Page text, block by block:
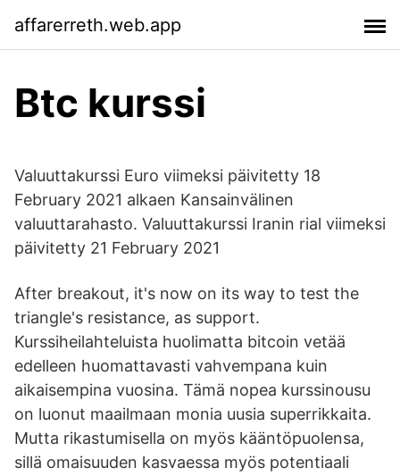
affarerreth.web.app
Btc kurssi
Valuuttakurssi Euro viimeksi päivitetty 18
February 2021 alkaen Kansainvälinen
valuuttarahasto. Valuuttakurssi Iranin rial viimeksi
päivitetty 21 February 2021
After breakout, it's now on its way to test the
triangle's resistance, as support.
Kurssiheilahteluista huolimatta bitcoin vetää
edelleen huomattavasti vahvempana kuin
aikaisempina vuosina. Tämä nopea kurssinousu
on luonut maailmaan monia uusia superrikkaita.
Mutta rikastumisella on myös kääntöpuolensa,
sillä omaisuuden kasvaessa myös potentiaali